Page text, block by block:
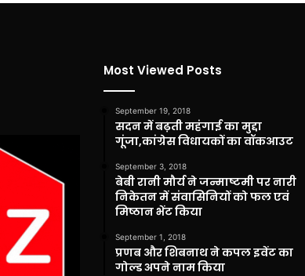
Most Viewed Posts
September 19, 2018
सदन में बढ़ती महंगाई का मुद्दा
गूंजा,कांग्रेस विधायकों का वॉकआउट
September 3, 2018
बेबी रानी मौर्य ने जन्माष्टमी पर नारी
निकेतन में संवासिनियों को फल एवं
मिष्ठान भेंट किया
September 1, 2018
प्रणब और शिबनाथ ने कपल इवेंट का
गोल्ड अपने नाम किया